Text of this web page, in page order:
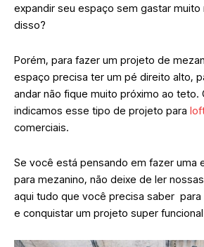
expandir seu espaço sem gastar muito
disso?
Porém, para fazer um projeto de
espaço precisa ter um pé direito alto,
andar não fique muito próximo ao teto.
indicamos esse tipo de projeto para
comerciais.
Se você está pensando em fazer uma
para mezanino, não deixe de ler
aqui tudo que você precisa saber
e conquistar um projeto super